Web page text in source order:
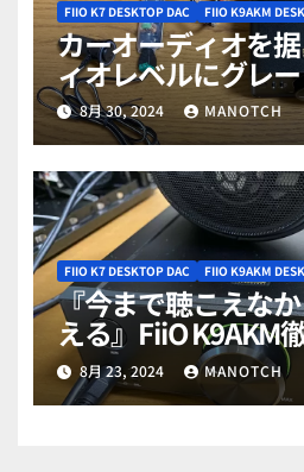
FIIO K7 DESKTOP DAC FIIO K9AKM
カーオーディオを
ィオレベルにグレ
う！
8月 30, 2024 MANOTCH
FIIO K7 DESKTOP DAC FIIO K9AKM
『今まで聴こえな
える』FiiO K9AKM
集編（分解写真付き
8月 23, 2024 MANOTCH